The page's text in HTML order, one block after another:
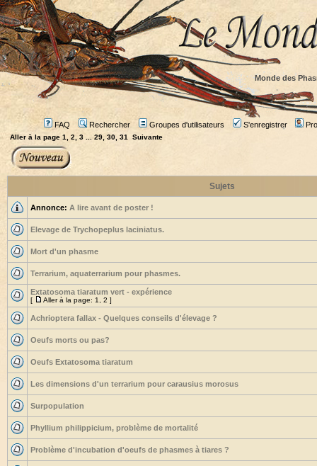
Monde des
FAQ Rechercher Groupes d'utilisateurs S'enregistrer
Aller à la page 1 2 3 ...29 30 31 Suivante
Sujets
Annonce: A lire avant de poster !
Elevage de Trychopeplus laciniatus.
Mort d'un phasme
Terrarium, aquaterrarium pour phasmes.
Extatosoma tiaratum vert - expérience
[ Aller à la page: 1 2 ]
Achrioptera fallax - Quelques conseils d'élevage ?
Oeufs morts ou pas?
Oeufs Extatosoma tiaratum
Les dimensions d'un terrarium pour carausius morosus
Surpopulation
Phyllium philippicium, problème de mortalité
Problème d'incubation d'oeufs de phasmes à tiares ?